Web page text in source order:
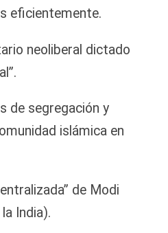
eficientemente.
neoliberal dictado
de segregación y
islámica en
de Modi
India).